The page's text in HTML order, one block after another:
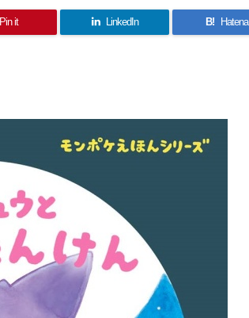
Pin it LinkedIn B! Hatena